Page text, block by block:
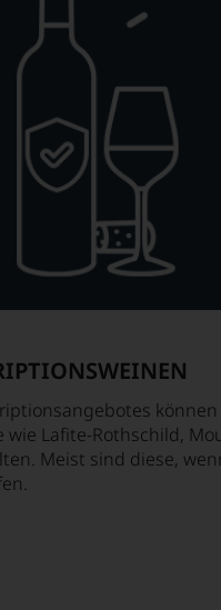
Lafite-Rothschild,
Meist sind diese,